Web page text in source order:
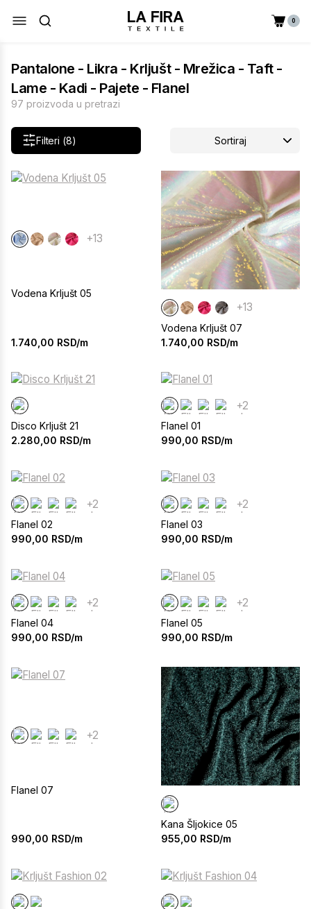
0
Pantalone - Likra - Krljušt - Mrežica - Taft -
Lame - Kadi - Pajete - Flanel
97 proizvoda u pretrazi
Filteri (8) Sortiraj
+13
Vodena Krljušt 05
1.740,00 RSD/m
+13
Vodena Krljušt 07
1.740,00 RSD/m
Disco Krljušt 21
2.280,00 RSD/m
+2
Flanel 01
990,00 RSD/m
+2
Flanel 02
990,00 RSD/m
+2
Flanel 03
990,00 RSD/m
+2
Flanel 04
990,00 RSD/m
+2
Flanel 05
990,00 RSD/m
+2
Flanel 07
990,00 RSD/m
Kana Šljokice 05
955,00 RSD/m